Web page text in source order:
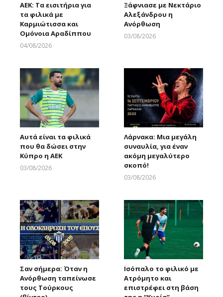
ΑΕΚ: Τα εισιτήρια για
τα φιλικά με
Καρμιώτισσα και
Ομόνοια Αραδίππου
04/08/2026
Ξάφνιασε με Νεκτάριο
Αλεξάνδρου η
Ανόρθωση
03/08/2026
Αυτά είναι τα φιλικά
που θα δώσει στην
Κύπρο η ΑΕΚ
03/08/2026
Λάρνακα: Μια μεγάλη
συναυλία, για έναν
ακόμη μεγαλύτερο
σκοπό!
03/08/2026
Σαν σήμερα: Όταν η
Ανόρθωση ταπείνωσε
τους Τούρκους
Ισόπαλο το φιλικό με
Ατρόμητο και
επιστρέφει στη βάση